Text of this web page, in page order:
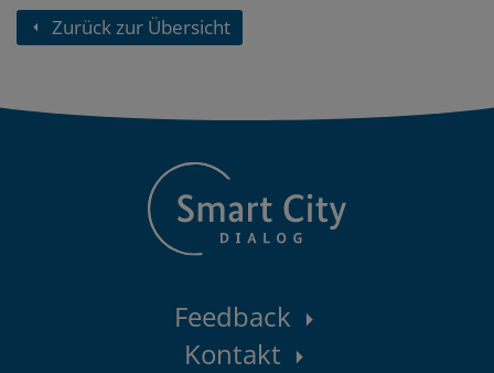
Zurück zur Übersicht
Kontaktbereich
Feedback
Kontakt